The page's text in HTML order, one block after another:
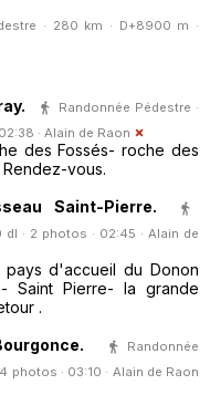
· 280 km · D+8900 m ·
Randonnée Pédestre ·
· Alain de Raon
des Fossés- roche des
vous.
Saint-Pierre.
· 2 photos · 02:45 · Alain de
d'accueil du Donon
Saint Pierre- la grande
.
Randonnée
photos · 03:10 · Alain de Raon